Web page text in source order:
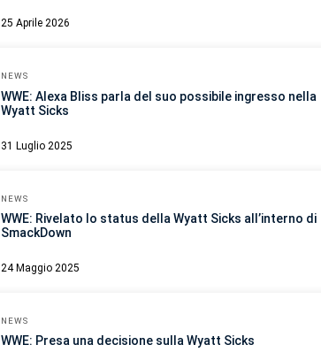
25 Aprile 2026
NEWS
WWE: Alexa Bliss parla del suo possibile ingresso nella
Wyatt Sicks
31 Luglio 2025
NEWS
WWE: Rivelato lo status della Wyatt Sicks all’interno di
SmackDown
24 Maggio 2025
NEWS
WWE: Presa una decisione sulla Wyatt Sicks